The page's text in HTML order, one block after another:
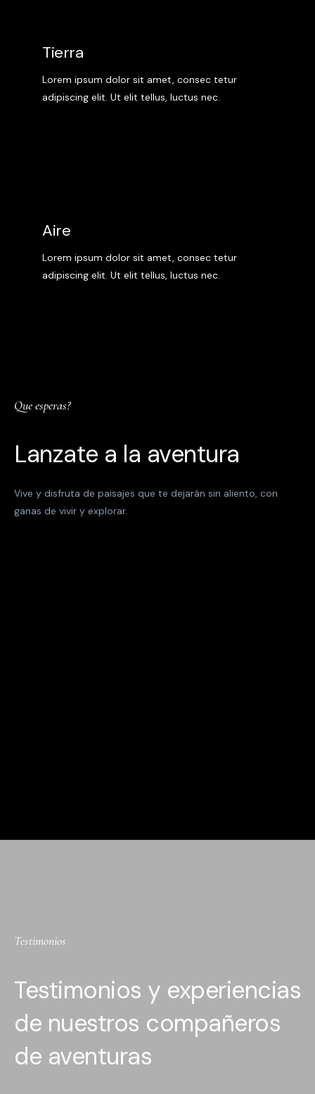
Tierra
Lorem ipsum dolor sit amet, consec tetur
adipiscing elit. Ut elit tellus, luctus nec.
Aire
Lorem ipsum dolor sit amet, consec tetur
adipiscing elit. Ut elit tellus, luctus nec.
Que esperas?
Lanzate a la aventura
Vive y disfruta de paisajes que te dejarán sin aliento, con
ganas de vivir y explorar.
Testimonios
Testimonios y experiencias
de nuestros compañeros
de aventuras